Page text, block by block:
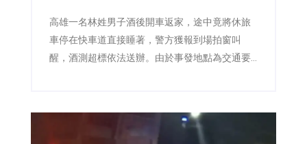
高雄一名林姓男子酒後開車返家，途中竟將休旅
車停在快車道直接睡著，警方獲報到場拍窗叫
醒，酒測超標依法送辦。由於事發地點為交通要